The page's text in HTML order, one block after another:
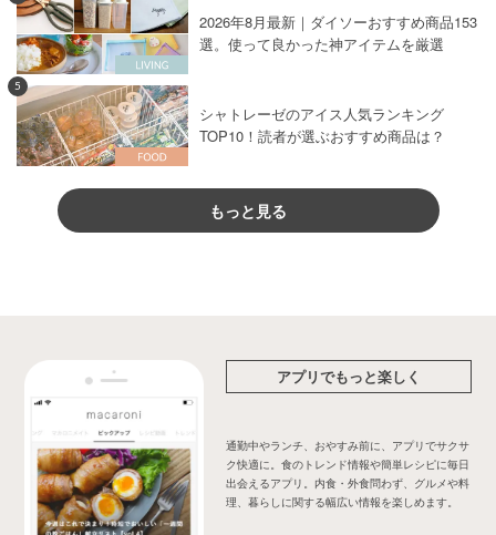
2026年8月最新｜ダイソーおすすめ商品153
選。使って良かった神アイテムを厳選
5
シャトレーゼのアイス人気ランキング
TOP10！読者が選ぶおすすめ商品は？
もっと見る
アプリでもっと楽しく
通勤中やランチ、おやすみ前に、アプリでサクサ
ク快適に。食のトレンド情報や簡単レシピに毎日
出会えるアプリ。内食・外食問わず、グルメや料
理、暮らしに関する幅広い情報を楽しめます。